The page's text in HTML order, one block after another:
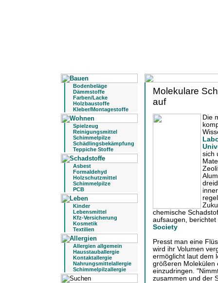
Bodenbeläge
Dämmstoffe
Farben/Lacke
Holzbaustoffe
Kleber/Montagestoffe
Spielzeug
Reinigungsmittel
Schimmelpilze
Schädlingsbekämpfung
Teppiche Stoffe
Asbest
Formaldehyd
Holzschutzmittel
Schimmelpilze
PCB
Kinder
Lebensmittel
Kfz-Versicherung
Kosmetik
Textilien
Allergien allgemein
Hausstauballergie
Kontaktallergie
Nahrungsmittelallergie
Schimmelpilzallergie
Molekulare
auf
Die
sich
chemische
aufsaugen,
Society
Presst man eine
wird ihr Volumen
ermöglicht laut dem
größeren Molekülen
einzudringen.
zusammen und der